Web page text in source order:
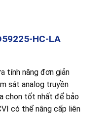
HC-LA
tính năng đơn giản
sát analog truyền
chọn tốt nhất để bảo
có thể nâng cấp liên